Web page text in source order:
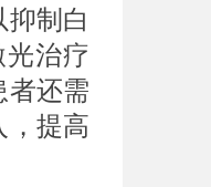
制白
治疗
者还需
，提高